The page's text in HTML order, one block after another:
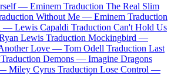
— Eminem Traduction The Real Slim
Without Me — Eminem Traduction
— Lewis Capaldi Traduction Can't Hold Us
Lewis Traduction Mockingbird —
Love — Tom Odell Traduction Last
Traduction Demons — Imagine Dragons
Miley Cyrus Traduction Lose Control —